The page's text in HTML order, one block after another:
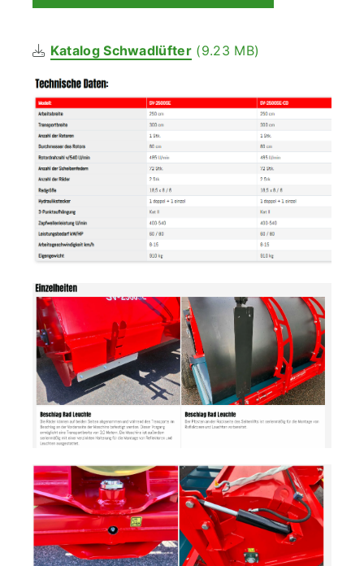
Katalog Schwadlüfter (9.23 MB)